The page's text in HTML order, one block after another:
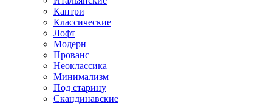
Кантри
Классические
Лофт
Модерн
Прованс
Неоклассика
Минимализм
Под старину
Скандинавские